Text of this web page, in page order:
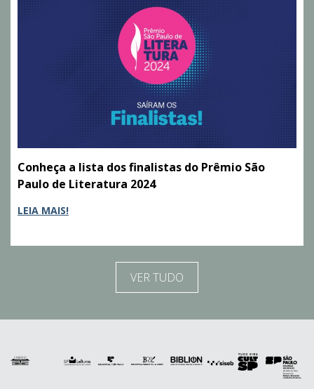
Conheça a lista dos finalistas do Prêmio São
Paulo de Literatura 2024
LEIA MAIS!
VER TUDO